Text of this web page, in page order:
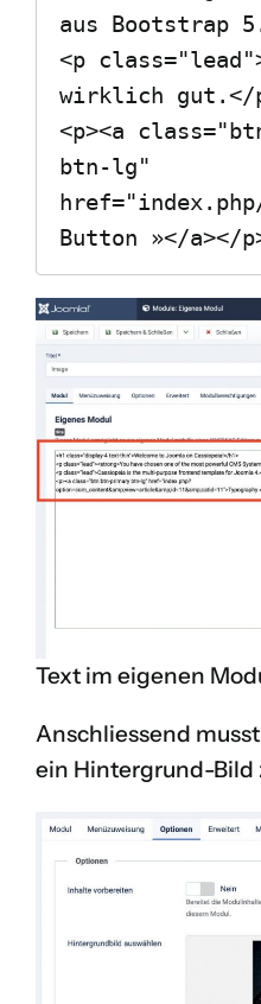
aus Bootstrap
<p
wirklich gut.</
<p><a
btn-lg"
Button »</a></
Text im eigenen
Anschliessend
ein Hintergrund-Bild